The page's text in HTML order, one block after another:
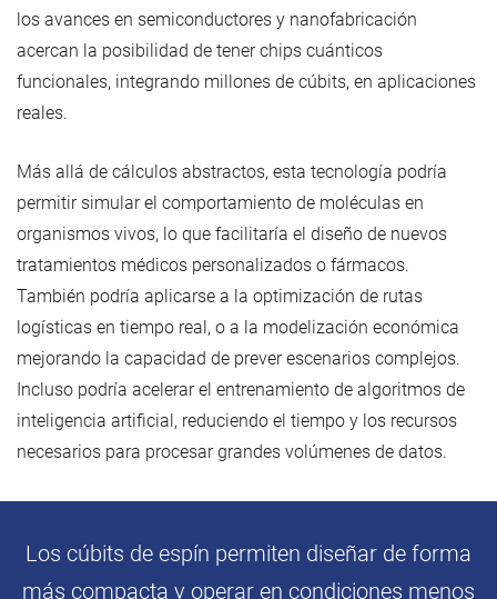
los avances en semiconductores y nanofabricación
acercan la posibilidad de tener chips cuánticos
funcionales, integrando millones de cúbits, en aplicaciones
reales.
Más allá de cálculos abstractos, esta tecnología podría
permitir simular el comportamiento de moléculas en
organismos vivos, lo que facilitaría el diseño de nuevos
tratamientos médicos personalizados o fármacos.
También podría aplicarse a la optimización de rutas
logísticas en tiempo real, o a la modelización económica
mejorando la capacidad de prever escenarios complejos.
Incluso podría acelerar el entrenamiento de algoritmos de
inteligencia artificial, reduciendo el tiempo y los recursos
necesarios para procesar grandes volúmenes de datos.
Los cúbits de espín permiten diseñar de forma
más compacta y operar en condiciones menos